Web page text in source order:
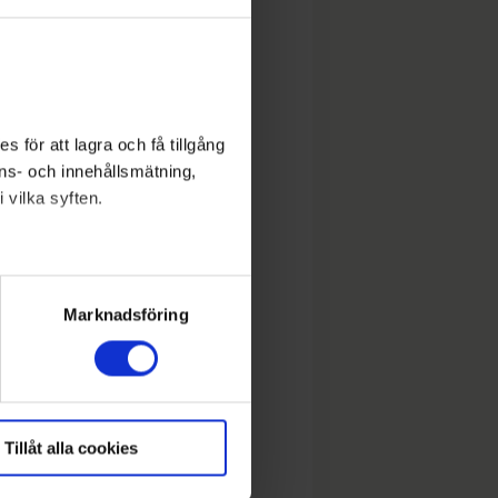
för att lagra och få tillgång
och innehållsmätning,
vilka syften.
meter
Marknadsföring
Tillåt alla cookies